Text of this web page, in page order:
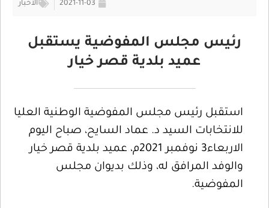
2021-11-03 الأخبار
رئيس مجلس المفوضية يستقبل
عميد بلدية قصر خيار
استقبل رئيس مجلس المفوضية الوطنية العليا
للانتخابات السيد د. عماد السايح، صباح اليوم
الاربعاء3 نوفمبر 2021م، عميد بلدية قصر خيار
والوفد المرافق له، وذلك بديوان مجلس
المفوضية.